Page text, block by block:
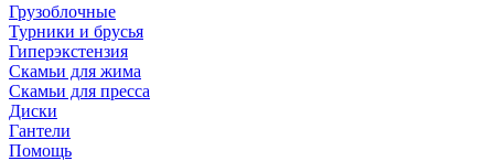
Грузоблочные
Турники и брусья
Гиперэкстензия
Скамьи для жима
Скамьи для пресса
Диски
Гантели
Помощь